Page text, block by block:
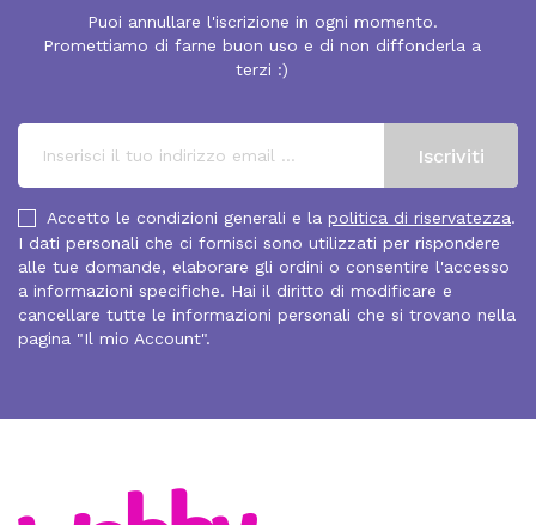
Puoi annullare l'iscrizione in ogni momento.
Promettiamo di farne buon uso e di non diffonderla a
terzi :)
Accetto le condizioni generali e la politica di riservatezza.
I dati personali che ci fornisci sono utilizzati per rispondere
alle tue domande, elaborare gli ordini o consentire l'accesso
a informazioni specifiche. Hai il diritto di modificare e
cancellare tutte le informazioni personali che si trovano nella
pagina "Il mio Account".